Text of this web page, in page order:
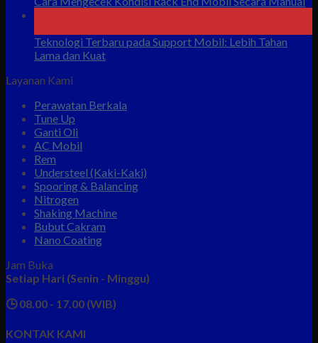
Teknologi Terbaru pada Support Mobil: Lebih Tahan
Lama dan Kuat
Layanan Kami
Perawatan Berkala
Tune Up
Ganti Oli
AC Mobil
Rem
Understeel (Kaki-Kaki)
Spooring & Balancing
Nitrogen
Shaking Machine
Bubut Cakram
Nano Coating
Jam Buka
Setiap Hari (Senin - Minggu)
🕒 08.00 - 17.00 (WIB)
KONTAK KAMI